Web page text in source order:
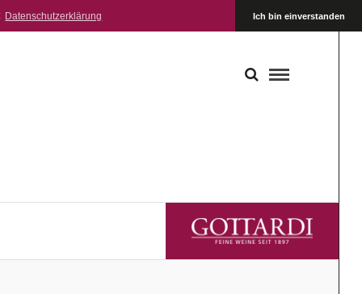
Datenschutzerklärung Ich bin einverstanden
GOTTARDI FEINE WEINE